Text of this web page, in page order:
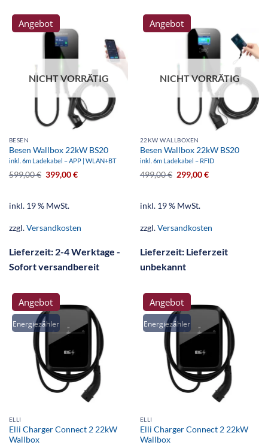
Angebot
NICHT VORRÄTIG
BESEN
Besen Wallbox 22kW BS20
inkl. 6m Ladekabel – APP | WLAN+BT
599,00€ 399,00€
inkl. 19 % MwSt.
zzgl.Versandkosten
Lieferzeit: 2-4 Werktage -
Sofort versandbereit
Angebot
NICHT VORRÄTIG
22KW WALLBOXEN
Besen Wallbox 22kW BS20
inkl. 6m Ladekabel – RFID
499,00€ 299,00€
inkl. 19 % MwSt.
zzgl.Versandkosten
Lieferzeit: Lieferzeit
unbekannt
Energiezähler
Angebot
ELLI
Elli Charger Connect 2 22kW
Wallbox
Energiezähler
Angebot
ELLI
Elli Charger Connect 2 22kW
Wallbox